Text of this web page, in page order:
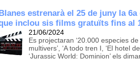
estrenarà el 25 de juny la
inclou sis films gratuïts fins al
21/06/2024
Es projectaran ‘20.000 especies
multivers’, ‘A todo tren I, ‘El hotel
‘Jurassic World: Dominion’ els